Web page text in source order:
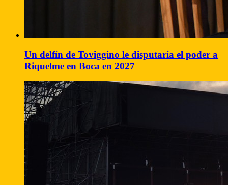
Un delfín de Toviggino le disputaría el poder a
Riquelme en Boca en 2027